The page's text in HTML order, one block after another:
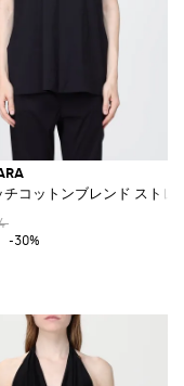
チコットンブレンド スト
-30%